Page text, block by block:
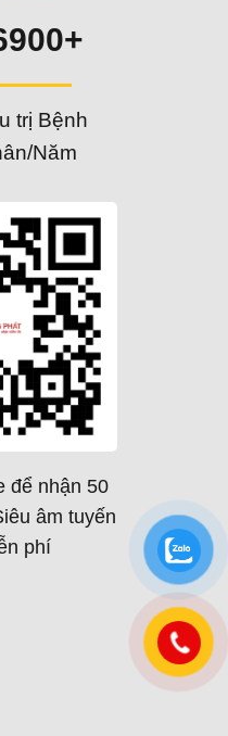
trị Bệnh
Năm
để nhận 50
âm tuyến
phí